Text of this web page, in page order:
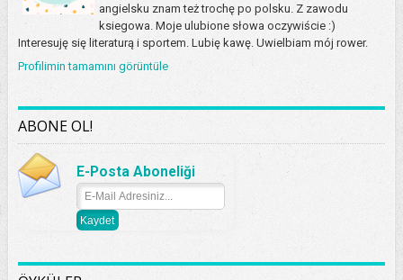
angielsku znam też trochę po polsku. Z zawodu
ksiegowa. Moje ulubione słowa oczywiście :)
Interesuję się literaturą i sportem. Lubię kawę. Uwielbiam mój rower.
Profilimin tamamını görüntüle
ABONE OL!
E-Posta Aboneliği